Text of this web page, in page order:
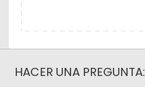
HACER UNA PREGUNTA: